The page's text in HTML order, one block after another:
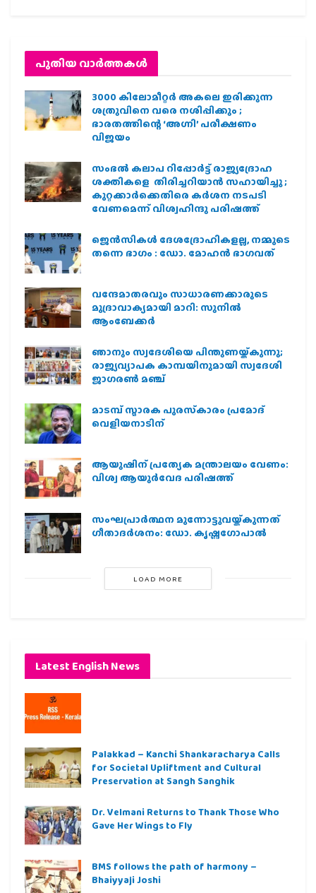
പുതിയ വാര്‍ത്തകള്‍
3000 കിലോമീറ്റർ അകലെ ഇരിക്കുന്ന
ശത്രുവിനെ വരെ നശിപ്പിക്കും ;
ഭാരതത്തിന്റെ ‘അഗ്നി’ പരീക്ഷണം
വിജയം
സംഭൽ കലാപ റിപ്പോർട്ട് രാജ്യദ്രോഹ
ശക്തികളെ തിരിച്ചറിയാൻ സഹായിച്ചു ;
കുറ്റക്കാർക്കെതിരെ കർശന നടപടി
വേണമെന്ന് വിശ്വഹിന്ദു പരിഷത്ത്
ജെന്‍സികള്‍ ദേശദ്രോഹികളല്ല, നമ്മുടെ
തന്നെ ഭാഗം : ഡോ. മോഹന്‍ ഭാഗവത്
വന്ദേമാതരവും സാധാരണക്കാരുടെ
മുദ്രാവാക്യമായി മാറി: സുനിൽ
ആംബേക്കർ
ഞാനും സ്വദേശിയെ പിന്തുണയ്ക്കുന്നു;
രാജ്യവ്യാപക കാമ്പയിനുമായി സ്വദേശി
ജാഗരണ്‍ മഞ്ച്
മാടമ്പ് സ്മാരക പുരസ്‌കാരം പ്രമോദ്
വെളിയനാടിന്
ആയുഷിന് പ്രത്യേക മന്ത്രാലയം വേണം:
വിശ്വ ആയുര്‍വേദ പരിഷത്ത്
സംഘപ്രാര്‍ത്ഥന മുന്നോട്ടുവയ്ക്കുന്നത്
ഗീതാദര്‍ശനം: ഡോ. കൃഷ്ണഗോപാല്‍
LOAD MORE
Latest English News
Palakkad – Kanchi Shankaracharya Calls
for Societal Upliftment and Cultural
Preservation at Sangh Sanghik
Dr. Velmani Returns to Thank Those Who
Gave Her Wings to Fly
BMS follows the path of harmony –
Bhaiyyaji Joshi